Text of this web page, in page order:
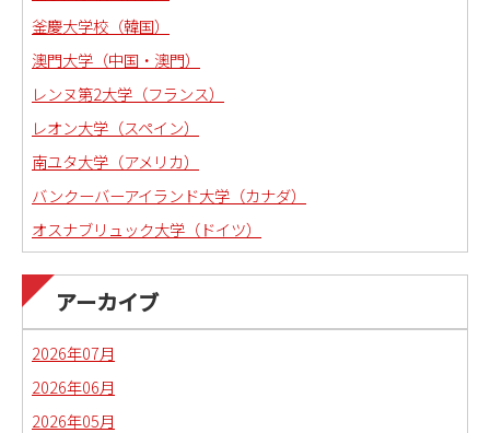
釜慶大学校（韓国）
澳門大学（中国・澳門）
レンヌ第2大学（フランス）
レオン大学（スペイン）
南ユタ大学（アメリカ）
バンクーバーアイランド大学（カナダ）
オスナブリュック大学（ドイツ）
アーカイブ
2026年07月
2026年06月
2026年05月